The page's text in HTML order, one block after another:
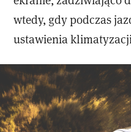
wtedy, gdy podczas
ustawienia